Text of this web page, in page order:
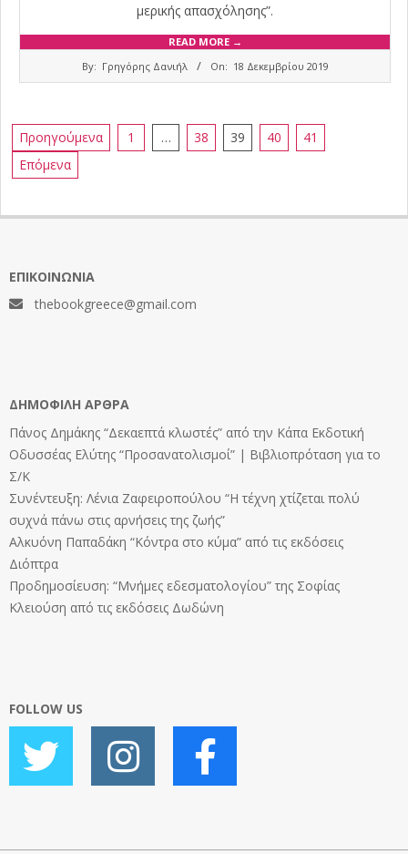
μερικής απασχόλησης”.
READ MORE →
By: Γρηγόρης Δανιήλ On: 18 Δεκεμβρίου 2019
Σελιδοποίηση
άρθρων
Προηγούμενα 1 … 38 39 40
41
Επόμενα
ΕΠΙΚΟΙΝΩΝΊΑ
thebookgreece@gmail.com
ΔΗΜΟΦΙΛΉ ΆΡΘΡΑ
Πάνος Δημάκης “Δεκαεπτά κλωστές” από την Κάπα Εκδοτική
Οδυσσέας Ελύτης “Προσανατολισμοί” | Βιβλιοπρόταση για το
Σ/Κ
Συνέντευξη: Λένια Ζαφειροπούλου “Η τέχνη χτίζεται πολύ
συχνά πάνω στις αρνήσεις της ζωής”
Αλκυόνη Παπαδάκη “Κόντρα στο κύμα” από τις εκδόσεις
Διόπτρα
Προδημοσίευση: “Μνήμες εδεσματολογίου” της Σοφίας
Κλειούση από τις εκδόσεις Δωδώνη
FOLLOW US